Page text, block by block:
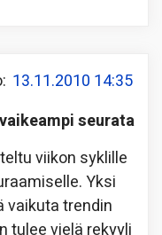
13.11.2010 14:35
seurata
viikon syklille
Yksi
vaikuta trendin
tulee vielä rekyyli